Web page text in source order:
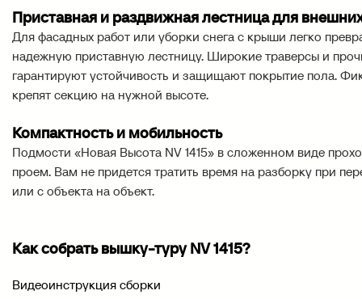
Приставная и раздвижная лестница для
Для фасадных работ или уборки снега с крыши легко
надежную приставную лестницу. Широкие траверсы и
гарантируют устойчивость и защищают покрытие пола.
крепят секцию на нужной высоте.
Компактность и мобильность
Подмости «Новая Высота NV 1415» в сложенном виде
проем. Вам не придется тратить время на разборку при
или с объекта на объект.
Как собрать вышку-туру NV 1415?
Видеоинструкция сборки